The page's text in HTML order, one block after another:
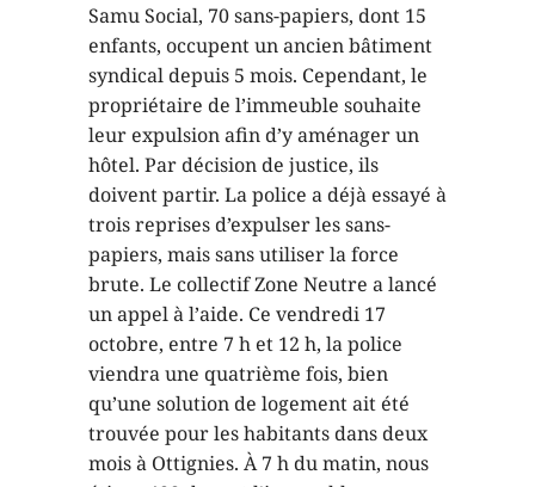
Samu Social, 70 sans-papiers, dont 15
enfants, occupent un ancien bâtiment
syndical depuis 5 mois. Cependant, le
propriétaire de l’immeuble souhaite
leur expulsion afin d’y aménager un
hôtel. Par décision de justice, ils
doivent partir. La police a déjà essayé à
trois reprises d’expulser les sans-
papiers, mais sans utiliser la force
brute. Le collectif Zone Neutre a lancé
un appel à l’aide. Ce vendredi 17
octobre, entre 7 h et 12 h, la police
viendra une quatrième fois, bien
qu’une solution de logement ait été
trouvée pour les habitants dans deux
mois à Ottignies. À 7 h du matin, nous